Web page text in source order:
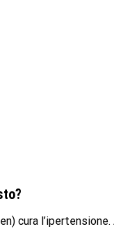
cura